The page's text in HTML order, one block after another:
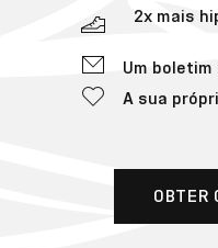
2x mais
Um
A sua
OBTER